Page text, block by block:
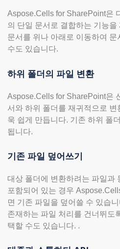
Aspose.Cells for SharePoint은
의 단일 문서로 결합하는 기능을
문서를 위나 아래로 이동하여
수도 있습니다.
하위 폴더의 파일 변환
Aspose.Cells for SharePoint은
서와 하위 폴더를 재귀적으로 변
욱 쉽게 만듭니다. 기존 하위 폴
됩니다.
기존 파일 덮어쓰기
대상 폴더에 변환하려는 파일과
포함되어 있는 경우
면 기존 파일을 덮어쓸 수 있습
존재하는 파일 처리를 건너뛰도
택할 수도 있습니다. .